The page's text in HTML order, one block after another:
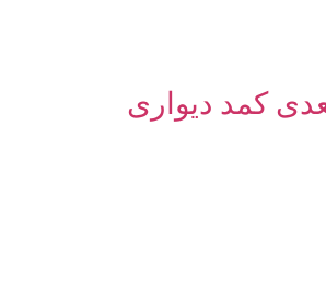
کمد دیواری